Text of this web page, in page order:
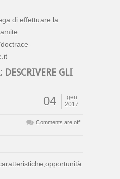
di effettuare la
GLI
04
gen
2017
Comments are off